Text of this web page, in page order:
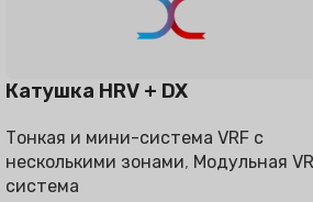
Катушка HRV + DX
Тонкая и мини-система VRF с
несколькими зонами, Модульная
система